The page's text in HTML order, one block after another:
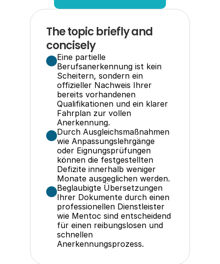
The topic briefly and
concisely
Eine partielle
Berufsanerkennung ist kein
Scheitern, sondern ein
offizieller Nachweis Ihrer
bereits vorhandenen
Qualifikationen und ein klarer
Fahrplan zur vollen
Anerkennung.
Durch Ausgleichsmaßnahmen
wie Anpassungslehrgänge
oder Eignungsprüfungen
können die festgestellten
Defizite innerhalb weniger
Monate ausgeglichen werden.
Beglaubigte Übersetzungen
Ihrer Dokumente durch einen
professionellen Dienstleister
wie Mentoc sind entscheidend
für einen reibungslosen und
schnellen
Anerkennungsprozess.